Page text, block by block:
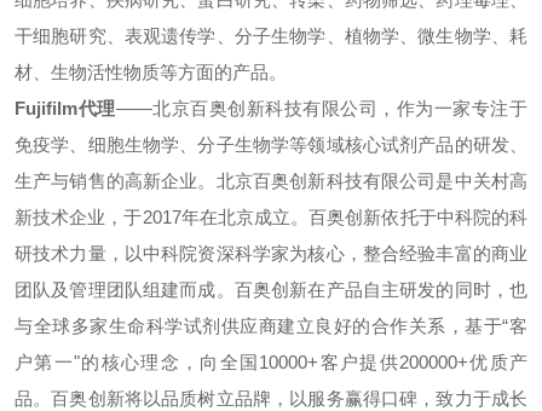
干细胞研究、表观遗传学、分子生物学、植物学、微生物学、耗
材、生物活性物质等方面的产品。
Fujifilm代理——北京百奥创新科技有限公司，作为一家专注于
免疫学、细胞生物学、分子生物学等领域核心试剂产品的研发、
生产与销售的高新企业。北京百奥创 新科技有限公司是中关村高
新技术企业，于2017年在北京成立。百奥创新依托于中科院的科
研技术力量，以中科院资深科学家为核心，整合经验丰富的商业
团队及管理团队组建而成。百奥创新在产品自主研发的同时，也
与全球多家生命科学试剂供应商建立良好的合作关系，基于“客
户第一"的核心理念，向全国10000+客户提供200000+优质产
品。百奥创新将以品质树立品牌，以服务赢得口碑，致力于成长